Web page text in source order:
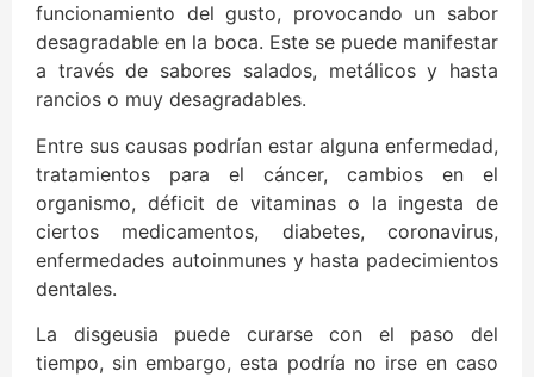
funcionamiento del gusto, provocando un sabor
desagradable en la boca. Este se puede manifestar
a través de sabores salados, metálicos y hasta
rancios o muy desagradables.
Entre sus causas podrían estar alguna enfermedad,
tratamientos para el cáncer, cambios en el
organismo, déficit de vitaminas o la ingesta de
ciertos medicamentos, diabetes, coronavirus,
enfermedades autoinmunes y hasta padecimientos
dentales.
La disgeusia puede curarse con el paso del
tiempo, sin embargo, esta podría no irse en caso